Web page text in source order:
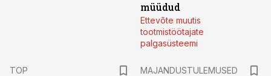
müüdud
Ettevõte muutis
tootmistöötajate
palgasüsteemi
TOP
MAJANDUSTULEMUSED